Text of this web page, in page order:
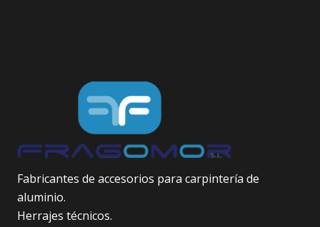
Fabricantes de accesorios para carpintería de
aluminio.
Herrajes técnicos.